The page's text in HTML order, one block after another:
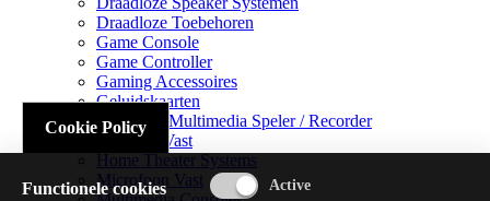
Draadloze Toebehoren
Game Console
Game Controller
Gaming Accessoires
Geluidskaarten
Handheld Multimedia Speler / Recorder
Headsets Vast
Home Theater Systems
Microfoon Vast
Cookie Policy
Functionele cookies